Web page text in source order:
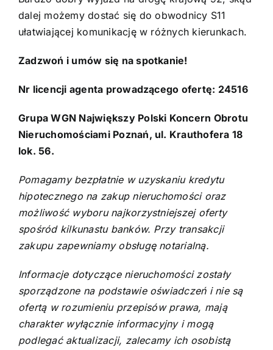
dalej możemy dostać się do obwodnicy S11
ułatwiającej komunikację w różnych kierunkach.
Zadzwoń i umów się na spotkanie!
Nr licencji agenta prowadzącego ofertę: 24516
Grupa WGN Największy Polski Koncern Obrotu
Nieruchomościami Poznań, ul. Krauthofera 18
lok. 56.
Pomagamy bezpłatnie w uzyskaniu kredytu
hipotecznego na zakup nieruchomości oraz
możliwość wyboru najkorzystniejszej oferty
spośród kilkunastu banków. Przy transakcji
zakupu zapewniamy obsługę notarialną.
Informacje dotyczące nieruchomości zostały
sporządzone na podstawie oświadczeń i nie są
ofertą w rozumieniu przepisów prawa, mają
charakter wyłącznie informacyjny i mogą
podlegać aktualizacji, zalecamy ich osobistą